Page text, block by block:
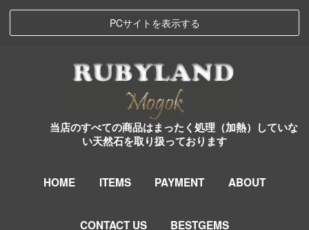
PCサイトを表示する
当店のすべての商品はまったく処理（加熱）していな
い天然石を取り扱っております
HOME ITEMS PAYMENT ABOUT
CONTACT US BESTGEMS